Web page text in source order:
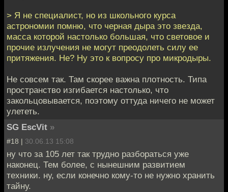
> Я не специалист, но из школьного курса
астрономии помню, что черная дыра это звезда,
масса которой настолько большая, что световое и
прочие излучения не могут преодолеть силу ее
притяжения. Не? Ну это к вопросу про микродыры.
Не совсем так. Там скорее важна плотность. Типа
пространство изгибается настолько, что
закольцовывается, поэтому оттуда ничего не может
улететь.
SG EscVit »
#18 | 30.06.13 15:08
ну что за 105 лет так трудно разбораться уже
наконец. Тем более, с нынешним развитием
техники. ну, если конечно кому-то не нужно хранить
тайну.